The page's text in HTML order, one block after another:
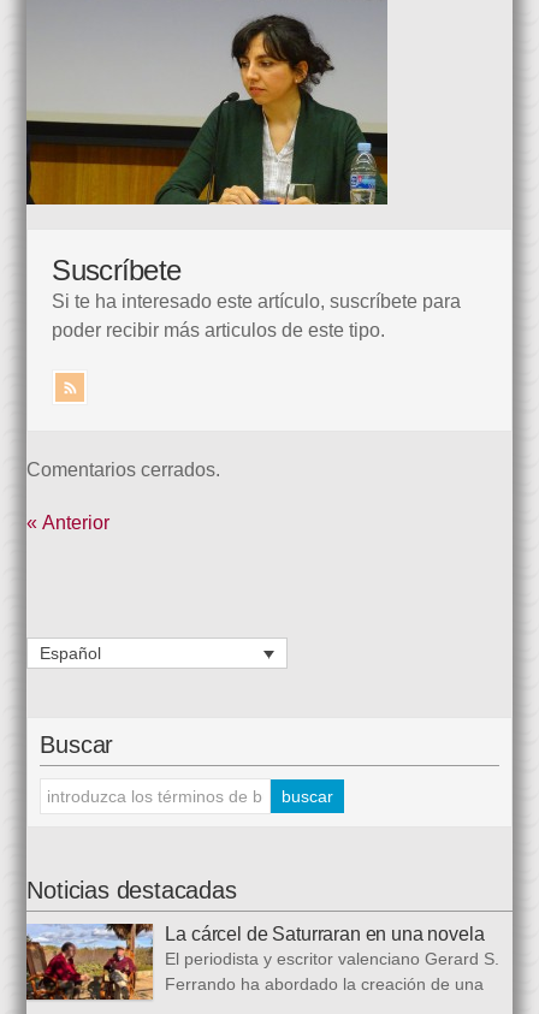
Suscríbete
Si te ha interesado este artículo, suscríbete para
poder recibir más articulos de este tipo.
Comentarios cerrados.
« Anterior
Español
Buscar
Noticias destacadas
La cárcel de Saturraran en una novela
El periodista y escritor valenciano Gerard S.
Ferrando ha abordado la creación de una